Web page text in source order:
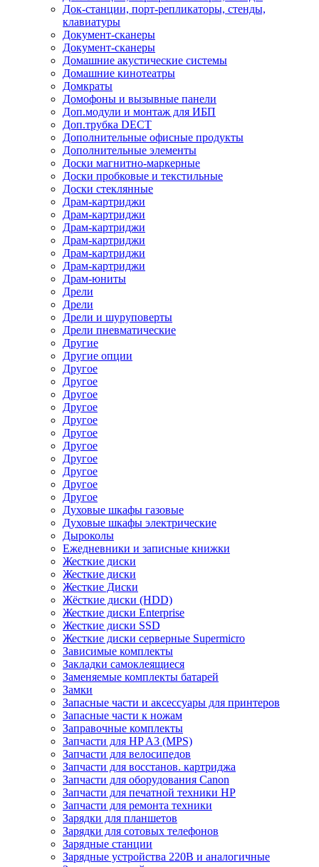
Док-станции, порт-репликаторы, стенды,
клавиатуры
Документ-сканеры
Документ-сканеры
Домашние акустические системы
Домашние кинотеатры
Домкраты
Домофоны и вызывные панели
Доп.модули и монтаж для ИБП
Доп.трубка DECT
Дополнительные офисные продукты
Дополнительные элементы
Доски магнитно-маркерные
Доски пробковые и текстильные
Доски стеклянные
Драм-картриджи
Драм-картриджи
Драм-картриджи
Драм-картриджи
Драм-картриджи
Драм-картриджи
Драм-юниты
Дрели
Дрели
Дрели и шуруповерты
Дрели пневматические
Другие
Другие опции
Другое
Другое
Другое
Другое
Другое
Другое
Другое
Другое
Другое
Другое
Другое
Духовые шкафы газовые
Духовые шкафы электрические
Дыроколы
Ежедневники и записные книжки
Жесткие диски
Жесткие диски
Жесткие Диски
Жёсткие диски (HDD)
Жесткие диски Enterprise
Жесткие диски SSD
Жесткие диски серверные Supermicro
Зависимые комплекты
Закладки самоклеящиеся
Заменяемые комплекты батарей
Замки
Запасные части и аксессуары для принтеров
Запасные части к ножам
Заправочные комплекты
Запчасти для HP A3 (MPS)
Запчасти для велосипедов
Запчасти для восстанов. картриджа
Запчасти для оборудования Canon
Запчасти для печатной техники HP
Запчасти для ремонта техники
Зарядки для планшетов
Зарядки для сотовых телефонов
Зарядные станции
Зарядные устройства 220В и аналогичные